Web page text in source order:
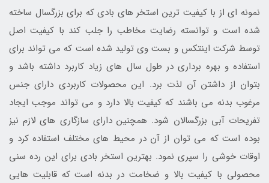
نمونه ای از با کیفیت ترین استخر های بادی که برای بزرگسال ساخته
شده است و توانسته رضایت مخاطب را جلب کند با کیفیت اصل
توسط شرکت اینتکس و بست وی تولید شده است که می تواند برای
استفاده و بهره برداری در طول سال های زیاد کاربرد داشته باشد و
بتوان از داشتن آن لذت برد. این محصولات کاربردی دارای جنس
مرغوب بدنه می باشند که کیفیت بالا دارد و می تواند موجب ایجاد
تفریحات آبی بزرگسالان شود. همچنین دارای سازگاری های لازم نیز
بوده است که می توان از آن در محیط های مختلف استفاده کرد و
اوقات خوشی را سپری نمود. بهترین استخر بادی برای این رده سنی
محصولی با کیفیت بالا و ضخامت در بدنه است که قابلیت هایی